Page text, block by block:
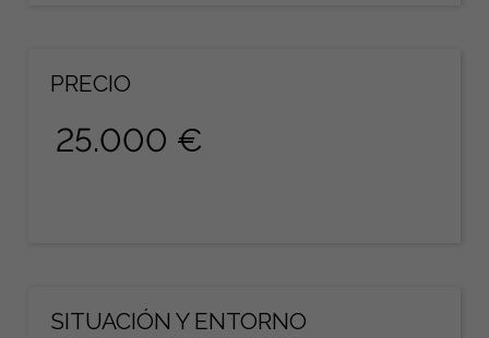
PRECIO
25.000 €
SITUACIÓN Y ENTORNO